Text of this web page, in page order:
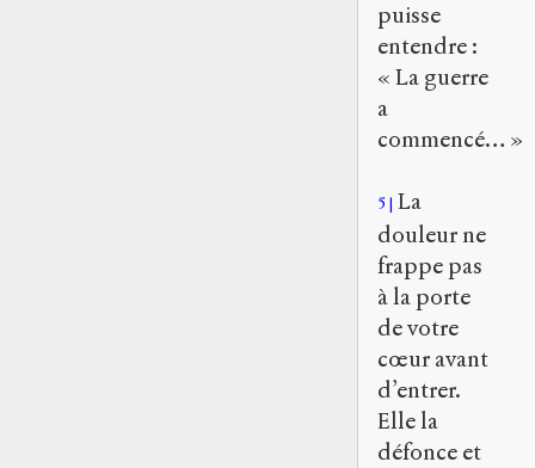
puisse
entendre :
« La guerre
a
commencé… »
5 La
douleur ne
frappe pas
à la porte
de votre
cœur avant
d’entrer.
Elle la
défonce et